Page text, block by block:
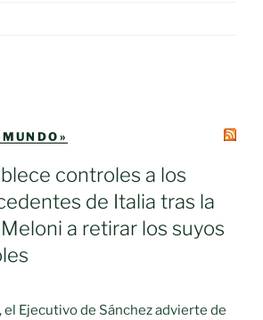
controles a los
de Italia tras la
a retirar los suyos
el Ejecutivo de Sánchez advierte de